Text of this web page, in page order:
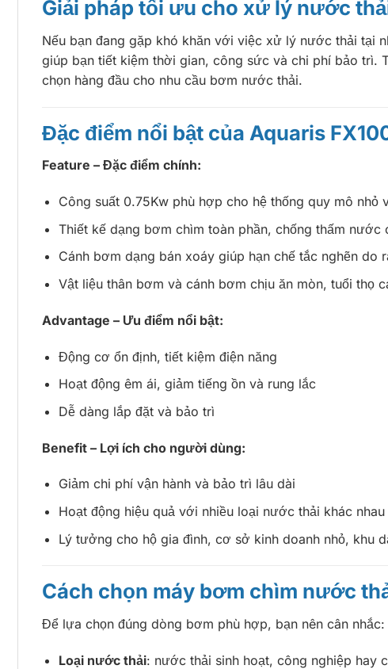
Giải pháp tối ưu cho xử lý nước
Nếu bạn đang gặp khó khăn với việc xử lý nước thải tại
giúp bạn tiết kiệm thời gian, công sức và chi phí bảo trì.
chọn hàng đầu cho nhu cầu bơm nước thải.
Đặc điểm nổi bật của Aquaris
Feature – Đặc điểm chính:
Công suất 0.75Kw phù hợp cho hệ thống quy mô nhỏ
Thiết kế dạng bơm chìm toàn phần, chống thấm nước
Cánh bơm dạng bán xoáy giúp hạn chế tắc nghẽn do
Vật liệu thân bơm và cánh bơm chịu ăn mòn, tuổi thọ
Advantage – Ưu điểm nổi bật:
Động cơ ổn định, tiết kiệm điện năng
Hoạt động êm ái, giảm tiếng ồn và rung lắc
Dễ dàng lắp đặt và bảo trì
Benefit – Lợi ích cho người dùng:
Giảm chi phí vận hành và bảo trì lâu dài
Hoạt động hiệu quả với nhiều loại nước thải khác nhau
Lý tưởng cho hộ gia đình, cơ sở kinh doanh nhỏ, khu
Cách chọn máy bơm chìm nước
Để lựa chọn đúng dòng bơm phù hợp, bạn nên cân nhắc:
Loại nước thải: nước thải sinh hoạt, công nghiệp hay